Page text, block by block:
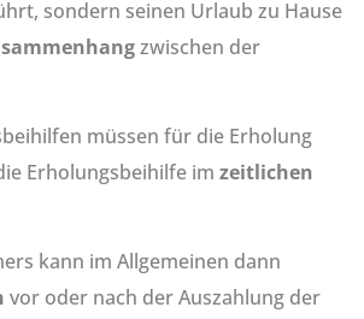
sondern seinen Urlaub zu Hause
zwischen der
müssen für die Erholung
Erholungsbeihilfe im zeitlichen
kann im Allgemeinen dann
vor oder nach der Auszahlung der